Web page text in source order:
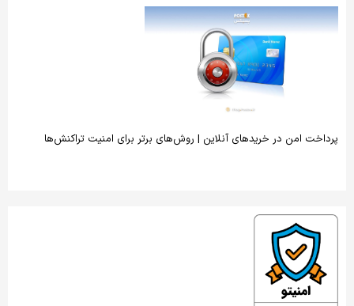
پرداخت امن در خریدهای آنلاین | روش‌های برتر برای امنیت تراکنش‌ها